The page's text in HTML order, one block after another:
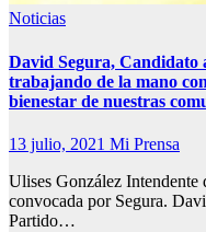
Noticias
David Segura, Candidato
trabajando de la mano
bienestar de nuestras
13 julio, 2021 Mi Prensa
Ulises González Intendente
convocada por Segura.
Partido…